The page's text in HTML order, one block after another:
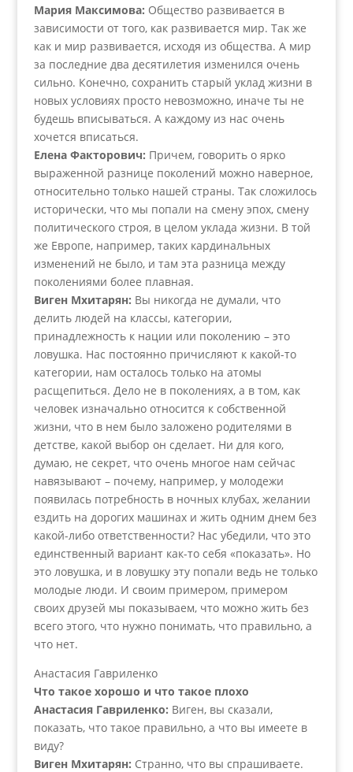
Мария Максимова: Общество развивается в
зависимости от того, как развивается мир. Так же
как и мир развивается, исходя из общества. А мир
за последние два десятилетия изменился очень
сильно. Конечно, сохранить старый уклад жизни в
новых условиях просто невозможно, иначе ты не
будешь вписываться. А каждому из нас очень
хочется вписаться.
Елена Факторович: Причем, говорить о ярко
выраженной разнице поколений можно наверное,
относительно только нашей страны. Так сложилось
исторически, что мы попали на смену эпох, смену
политического строя, в целом уклада жизни. В той
же Европе, например, таких кардинальных
изменений не было, и там эта разница между
поколениями более плавная.
Виген Мхитарян: Вы никогда не думали, что
делить людей на классы, категории,
принадлежность к нации или поколению – это
ловушка. Нас постоянно причисляют к какой-то
категории, нам осталось только на атомы
расщепиться. Дело не в поколениях, а в том, как
человек изначально относится к собственной
жизни, что в нем было заложено родителями в
детстве, какой выбор он сделает. Ни для кого,
думаю, не секрет, что очень многое нам сейчас
навязывают – почему, например, у молодежи
появилась потребность в ночных клубах, желании
ездить на дорогих машинах и жить одним днем без
какой-либо ответственности? Нас убедили, что это
единственный вариант как-то себя «показать». Но
это ловушка, и в ловушку эту попали ведь не только
молодые люди. И своим примером, примером
своих друзей мы показываем, что можно жить без
всего этого, что нужно понимать, что правильно, а
что нет.
Анастасия Гавриленко
Что такое хорошо и что такое плохо
Анастасия Гавриленко: Виген, вы сказали,
показать, что такое правильно, а что вы имеете в
виду?
Виген Мхитарян: Странно, что вы спрашиваете.